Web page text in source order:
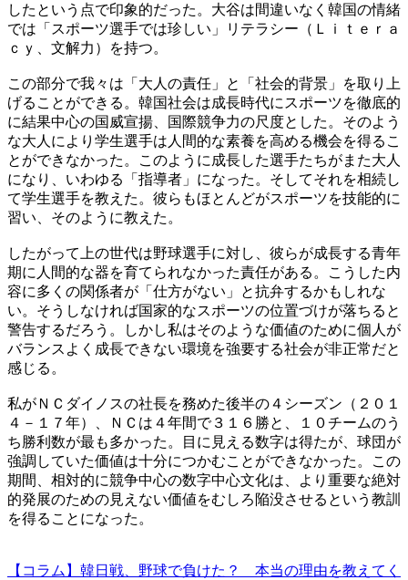
したという点で印象的だった。大谷は間違いなく韓国の情緒
では「スポーツ選手では珍しい」リテラシー（Ｌｉｔｅｒａ
ｃｙ、文解力）を持つ。
この部分で我々は「大人の責任」と「社会的背景」を取り上
げることができる。韓国社会は成長時代にスポーツを徹底的
に結果中心の国威宣揚、国際競争力の尺度とした。そのよう
な大人により学生選手は人間的な素養を高める機会を得るこ
とができなかった。このように成長した選手たちがまた大人
になり、いわゆる「指導者」になった。そしてそれを相続し
て学生選手を教えた。彼らもほとんどがスポーツを技能的に
習い、そのように教えた。
したがって上の世代は野球選手に対し、彼らが成長する青年
期に人間的な器を育てられなかった責任がある。こうした内
容に多くの関係者が「仕方がない」と抗弁するかもしれな
い。そうしなければ国家的なスポーツの位置づけが落ちると
警告するだろう。しかし私はそのような価値のために個人が
バランスよく成長できない環境を強要する社会が非正常だと
感じる。
私がＮＣダイノスの社長を務めた後半の４シーズン（２０１
４－１７年）、ＮＣは４年間で３１６勝と、１０チームのう
ち勝利数が最も多かった。目に見える数字は得たが、球団が
強調していた価値は十分につかむことができなかった。この
期間、相対的に競争中心の数字中心文化は、より重要な絶対
的発展のための見えない価値をむしろ陥没させるという教訓
を得ることになった。
【コラム】韓日戦、野球で負けた？ 本当の理由を教えてく